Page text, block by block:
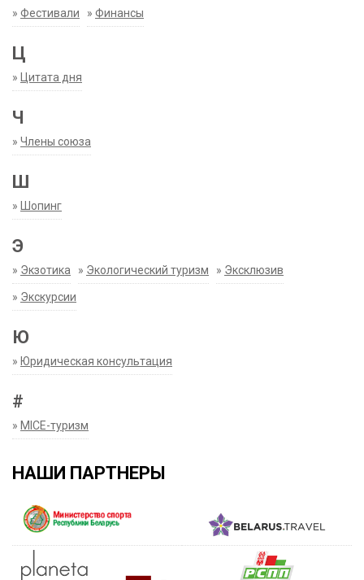
» Фестивали » Финансы
Ц
» Цитата дня
Ч
» Члены союза
Ш
» Шопинг
Э
» Экзотика » Экологический туризм » Эксклюзив
» Экскурсии
Ю
» Юридическая консультация
#
» MICE-туризм
НАШИ ПАРТНЕРЫ